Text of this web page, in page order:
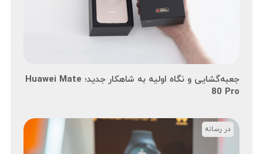
جعبه‌گشایی و نگاه اولیه به شاهکار جدید؛ Huawei Mate
80 Pro
در رسانه